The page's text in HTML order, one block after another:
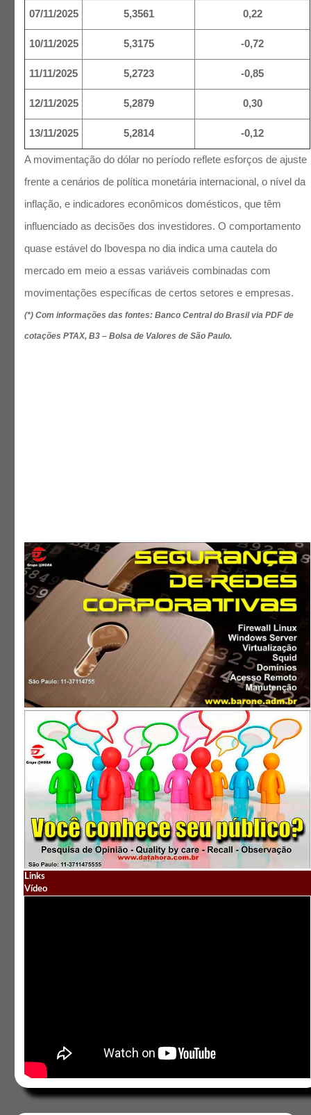
07/11/2025 5,3561 0,22
10/11/2025 5,3175 -0,72
11/11/2025 5,2723 -0,85
12/11/2025 5,2879 0,30
13/11/2025 5,2814 -0,12
A movimentação do dólar no período reflete esforços de ajuste
frente a cenários de política monetária internacional, o nível da
inflação, e indicadores econômicos domésticos, que têm
influenciado as decisões dos investidores. O comportamento
quase estável do Ibovespa no dia indica uma cautela do
mercado em meio a essas variáveis combinadas com
movimentações específicas de certos setores e empresas.
(*) Com informações das fontes: Banco Central do Brasil via PDF de
cotações PTAX, B3 – Bolsa de Valores de São Paulo.
Links
Vídeo